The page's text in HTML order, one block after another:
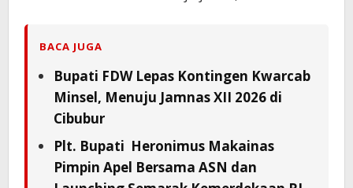
BACA JUGA
Bupati FDW Lepas Kontingen Kwarcab
Minsel, Menuju Jamnas XII 2026 di
Cibubur
Plt. Bupati Heronimus Makainas
Pimpin Apel Bersama ASN dan